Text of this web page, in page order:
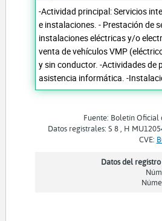
-Actividad principal: Servicios
e instalaciones. - Prestación de
instalaciones eléctricas y/o
venta de vehículos VMP
y sin conductor. -Actividades de
asistencia informática. -
Fuente: Boletín
Datos registrales: S 8 , H
CVE:
Datos del